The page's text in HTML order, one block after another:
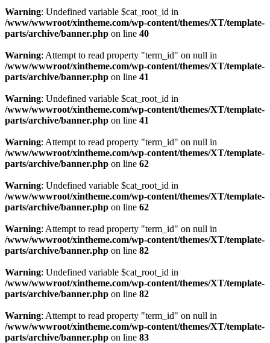
Warning: Undefined variable $cat_root_id in
/www/wwwroot/xintheme.com/wp-content/themes/XT/template-
parts/archive/banner.php on line 40
Warning: Attempt to read property "term_id" on null in
/www/wwwroot/xintheme.com/wp-content/themes/XT/template-
parts/archive/banner.php on line 41
Warning: Undefined variable $cat_root_id in
/www/wwwroot/xintheme.com/wp-content/themes/XT/template-
parts/archive/banner.php on line 41
Warning: Attempt to read property "term_id" on null in
/www/wwwroot/xintheme.com/wp-content/themes/XT/template-
parts/archive/banner.php on line 62
Warning: Undefined variable $cat_root_id in
/www/wwwroot/xintheme.com/wp-content/themes/XT/template-
parts/archive/banner.php on line 62
Warning: Attempt to read property "term_id" on null in
/www/wwwroot/xintheme.com/wp-content/themes/XT/template-
parts/archive/banner.php on line 82
Warning: Undefined variable $cat_root_id in
/www/wwwroot/xintheme.com/wp-content/themes/XT/template-
parts/archive/banner.php on line 82
Warning: Attempt to read property "term_id" on null in
/www/wwwroot/xintheme.com/wp-content/themes/XT/template-
parts/archive/banner.php on line 83